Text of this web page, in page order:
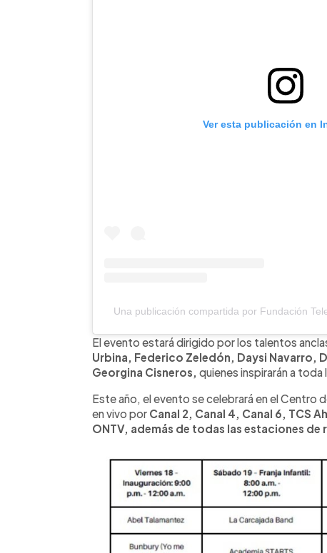
Ver esta publicación en
Una publicación compartida por Fundación
El evento estará dirigido por los talentos
Urbina, Federico Zeledón, Daysi Navarro,
Georgina Cisneros, quienes inspirarán a toda
Este año, el evento se celebrará en el Centro
en vivo por Canal 2, Canal 4, Canal 6, TCS
ONTV, además de todas las estaciones de